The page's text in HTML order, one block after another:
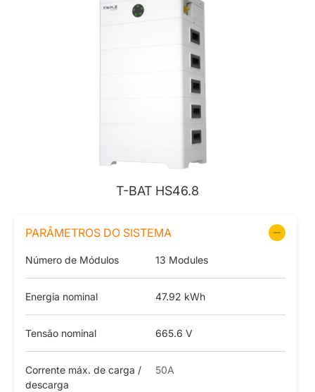
T-BAT HS46.8
PARÂMETROS DO SISTEMA
Número de Módulos 13 Modules
Energia nominal 47.92 kWh
Tensão nominal 665.6 V
Corrente máx. de carga /
descarga
50A